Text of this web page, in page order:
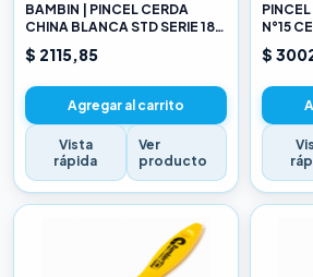
BAMBIN | PINCEL CERDA
CHINA BLANCA STD SERIE 189
10
$ 2115,85
Agregar al carrito
Vista
rápida
Ver
producto
N°15
$